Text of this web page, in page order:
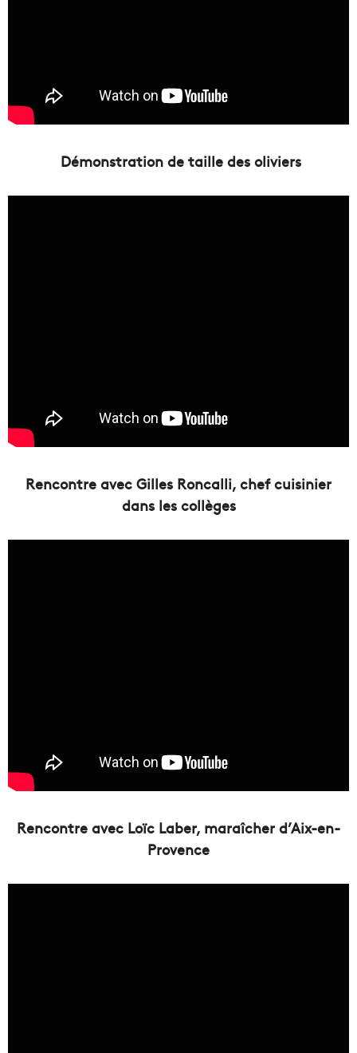
Démonstration de taille des oliviers
Rencontre avec Gilles Roncalli, chef cuisinier
dans les collèges
Rencontre avec Loïc Laber, maraîcher d’Aix-en-
Provence